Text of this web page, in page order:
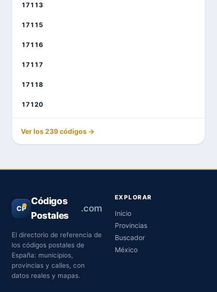
17113
17115
17116
17117
17118
17120
Ver los 239 códigos →
CP
Códigos
Postales
.com
El directorio de referencia de
los códigos postales de
España: municipios,
provincias y calles, con
datos reales y mapas.
EXPLORAR
Inicio
Provincias
Buscador
México